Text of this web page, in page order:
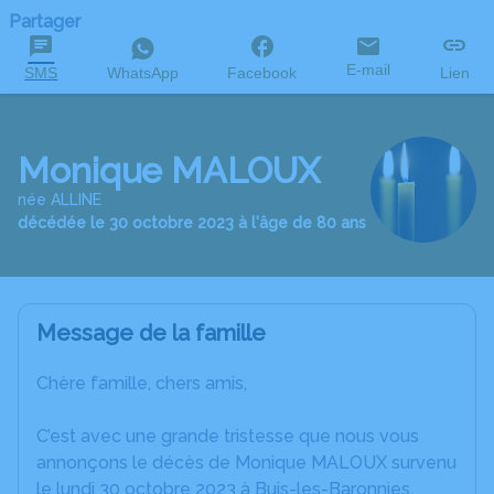
Partager
SMS WhatsApp Facebook E-mail Lien
Monique MALOUX
née ALLINE
décédée le 30 octobre 2023 à l'âge de 80 ans
Message de la famille
Chère famille, chers amis,
C’est avec une grande tristesse que nous vous
annonçons le décès de Monique MALOUX survenu
le lundi 30 octobre 2023 à Buis-les-Baronnies.